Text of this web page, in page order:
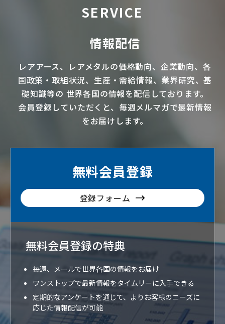
SERVICE
情報配信
レアアース、 レアメタルの価格動向、企業動向、各
国政策・取組状況、生産・需給情報、業界研究、基
礎知識等の 世界各国の情報を配信 しております。
会員登録していただくと、毎週メルマガで最新情報
をお届けします。
無料会員登録
登録フォーム
無料会員登録の特典
毎週、メールで世界各国の情報をお届け
ワンストップで最新情報をタイムリーに入手できる
定期的なアンケートを通じて、よりお客様のニーズに
応じた情報配信が可能